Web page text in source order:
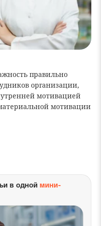
правильно
организации,
мотивацией
мотивации
в одной мини-